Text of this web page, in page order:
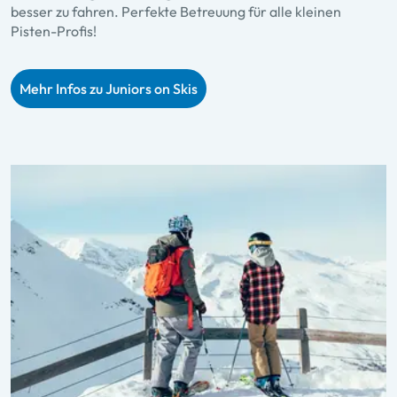
besser zu fahren. Perfekte Betreuung für alle kleinen
Pisten-Profis!
Mehr Infos zu Juniors on Skis